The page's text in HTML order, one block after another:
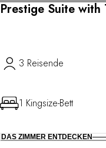
Prestige Suite with
3 Reisende
1 Kingsize-Bett
DAS ZIMMER ENTDECKEN